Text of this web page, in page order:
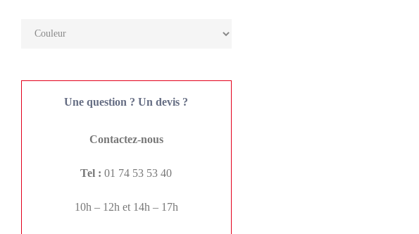
Une question ? Un devis ?
Contactez-nous
Tel : 01 74 53 53 40
10h – 12h et 14h – 17h